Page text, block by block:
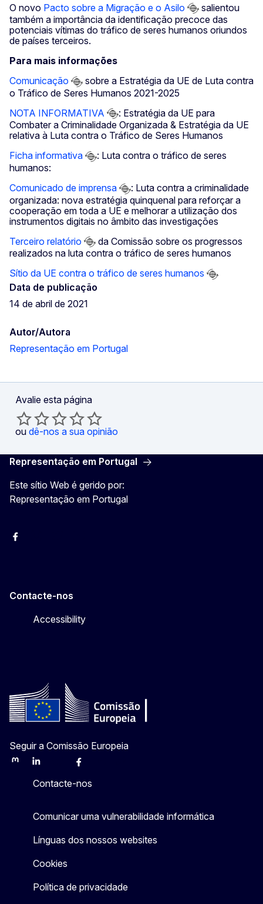
O novo Pacto sobre a Migração e o Asilo
salientou
também a importância da identificação precoce das
potenciais vítimas do tráfico de seres humanos oriundos
de países terceiros.
Para mais informações
Comunicação
sobre a Estratégia da UE de Luta contra
o Tráfico de Seres Humanos 2021-2025
NOTA INFORMATIVA
: Estratégia da UE para
Combater a Criminalidade Organizada & Estratégia da UE
relativa à Luta contra o Tráfico de Seres Humanos
Ficha informativa
: Luta contra o tráfico de seres
humanos:
Comunicado de imprensa
: Luta contra a criminalidade
organizada: nova estratégia quinquenal para reforçar a
cooperação em toda a UE e melhorar a utilização dos
instrumentos digitais no âmbito das investigações
Terceiro relatório
da Comissão sobre os progressos
realizados na luta contra o tráfico de seres humanos
Sítio da UE contra o tráfico de seres humanos
Data de publicação
14 de abril de 2021
Autor/Autora
Representação em Portugal
Avalie esta página
ou dê-nos a sua opinião
Representação em Portugal
Este sítio Web é gerido por:
Representação em Portugal
Facebook
Contacte-nos
Accessibility
Seguir a Comissão Europeia
MastodonLinkedInBlueskyFacebook
Contacte-nos
Comunicar uma vulnerabilidade informática
Línguas dos nossos websites
Cookies
Política de privacidade